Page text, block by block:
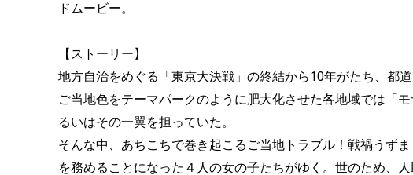
ドムービー。
【ストーリー】
地方自治をめぐる「東京大決戦」の終結から10年がたち、都
ご当地色をテーマパークのように肥大化させた各地域では「
るいはその一翼を担っていた。
そんな中、あちこちで巻き起こるご当地トラブル！戦禍うず
を務めることになった４人の女の子たちがゆく。世のため、